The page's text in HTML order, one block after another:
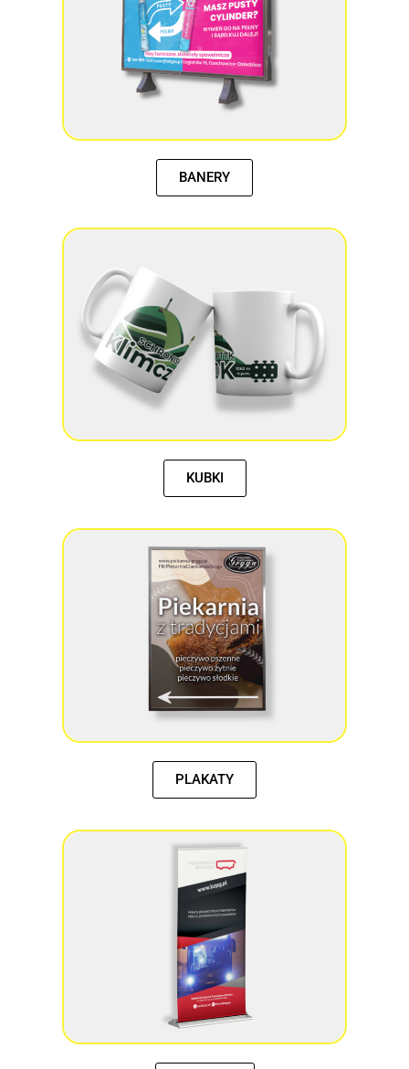
BANERY
KUBKI
PLAKATY